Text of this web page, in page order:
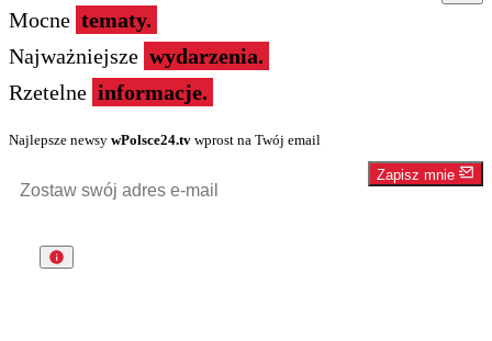
Mocne tematy.
Najważniejsze wydarzenia.
Rzetelne informacje.
Najlepsze newsy wPolsce24.tv wprost na Twój email
Zapisz mnie